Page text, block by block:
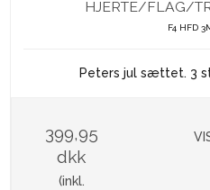
HJERTE/FLAG/
F4 HFD
Peters jul sættet. 3
399,95
dkk
(inkl.